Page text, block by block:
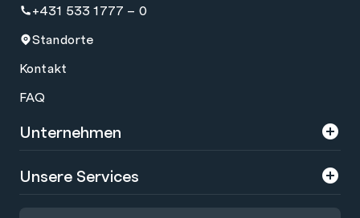
+431 533 1777 – 0
Standorte
Kontakt
FAQ
Unternehmen
Über uns
Unsere Services